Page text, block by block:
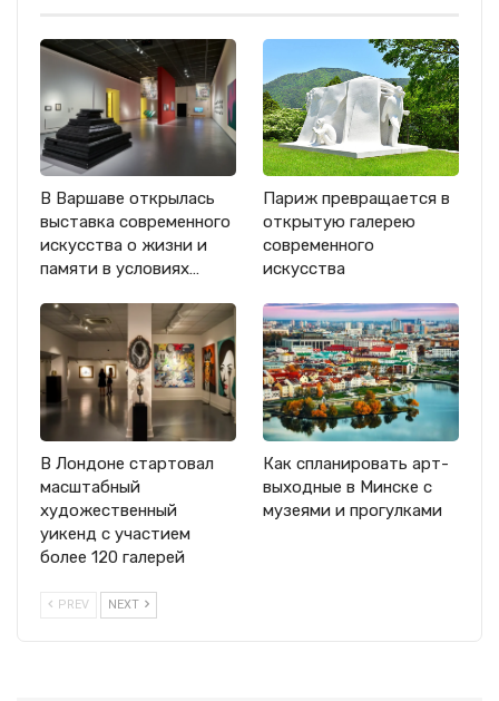
В Варшаве открылась
выставка современного
искусства о жизни и
памяти в условиях…
Париж превращается в
открытую галерею
современного
искусства
В Лондоне стартовал
масштабный
художественный
уикенд с участием
более 120 галерей
Как спланировать арт-
выходные в Минске с
музеями и прогулками
PREV NEXT